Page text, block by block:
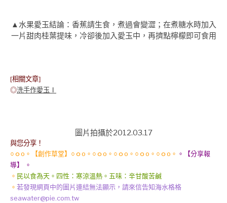
▲水果愛玉結論：香蕉請生食，煮過會變澀；在煮糖水時加入
一片甜肉桂葉提味，冷卻後加入愛玉中，再擠點檸檬即可食用
[相關文章]
◎洗手作愛玉Ⅰ
圖片拍攝於2012.03.17
與您分享！
○ｏo。【創作草堂】○ｏo。○ｏo。○ｏo。○ｏo。○ｏo。 。【分享報
導】 。
。 民以食為天。四性：寒涼溫熱。五味：辛甘酸苦鹹
。 若發現網頁中的圖片連結無法顯示，請來信告知海水格格
seawater@pie.com.tw